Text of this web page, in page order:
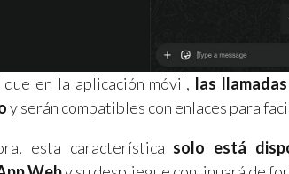
en la aplicación móvil, las
y serán compatibles con enlaces para
esta característica solo está